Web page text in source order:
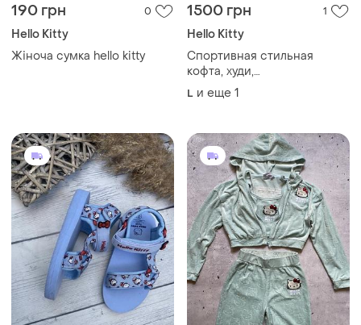
190 грн 0
Hello Kitty
Жіноча сумка hello kitty
1500 грн 1
Hello Kitty
Спортивная стильная
кофта, худи,
толстовка,женщина,
оригинал, 💯 котон+
L и еще 1